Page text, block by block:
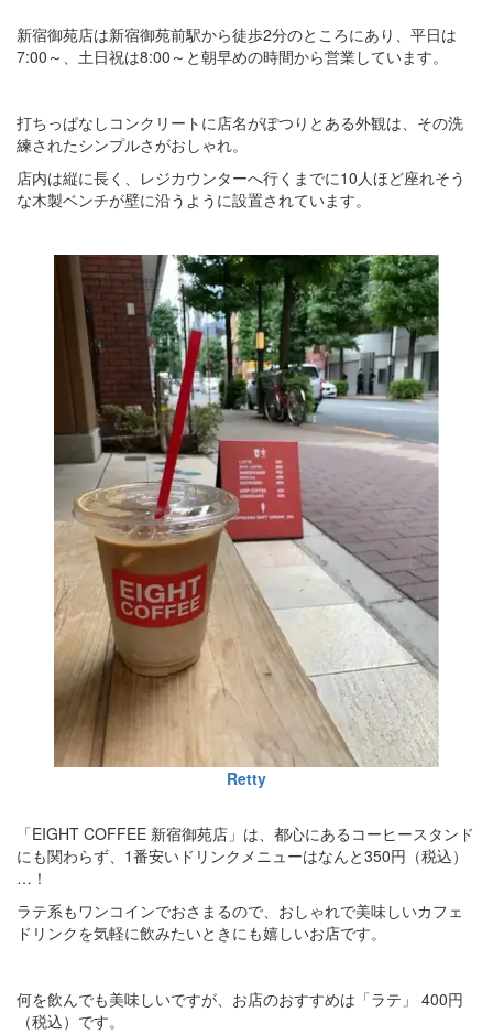
新宿御苑店は新宿御苑前駅から徒歩2分のところにあり、平日は
7:00～、土日祝は8:00～と朝早めの時間から営業しています。
打ちっぱなしコンクリートに店名がぽつりとある外観は、その洗
練されたシンプルさがおしゃれ。
店内は縦に長く、レジカウンターへ行くまでに10人ほど座れそう
な木製ベンチが壁に沿うように設置されています。
Retty
「EIGHT COFFEE 新宿御苑店」は、都心にあるコーヒースタンド
にも関わらず、1番安いドリンクメニューはなんと350円（税込）
…！
ラテ系もワンコインでおさまるので、おしゃれで美味しいカフェ
ドリンクを気軽に飲みたいときにも嬉しいお店です。
何を飲んでも美味しいですが、お店のおすすめは「ラテ」 400円
（税込）です。